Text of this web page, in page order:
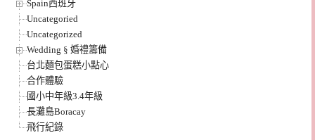
Spain西班牙
Uncategoried
Uncategorized
Wedding § 婚禮籌備
台北麵包蛋糕小點心
合作體驗
國小中年級3.4年級
長灘島Boracay
飛行紀錄